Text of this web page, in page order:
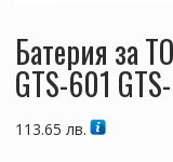
Батерия за
GTS-601
113.65 лв.